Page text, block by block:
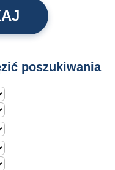
poszukiwania